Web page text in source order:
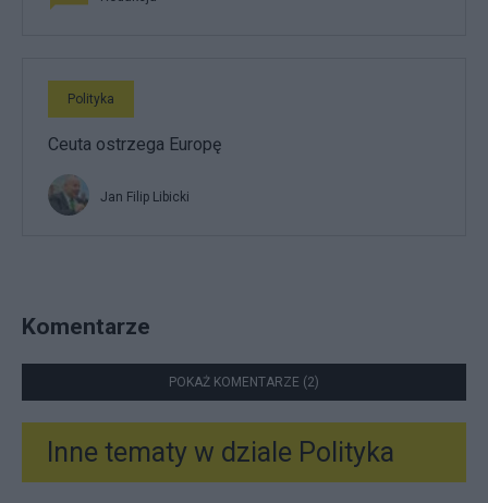
Polityka
Ceuta ostrzega Europę
Jan Filip Libicki
Komentarze
POKAŻ KOMENTARZE (2)
Inne tematy w dziale Polityka